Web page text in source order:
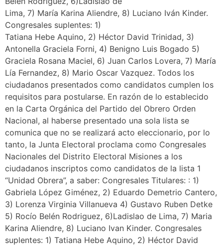
Lima, 7) María Karina Aliendre, 8) Luciano Iván Kinder.
Congresales suplentes: 1)
Tatiana Hebe Aquino, 2) Héctor David Trinidad, 3)
Antonella Graciela Forni, 4) Benigno Luis Bogado 5)
Graciela Rosana Maciel, 6) Juan Carlos Lovera, 7) María
Lía Fernandez, 8) Mario Oscar Vazquez. Todos los
ciudadanos presentados como candidatos cumplen los
requisitos para postularse. En razón de lo establecido
en la Carta Orgánica del Partido del Obrero Orden
Nacional, al haberse presentado una sola lista se
comunica que no se realizará acto eleccionario, por lo
tanto, la Junta Electoral proclama como Congresales
Nacionales del Distrito Electoral Misiones a los
ciudadanos inscriptos como candidatos de la lista 1
“Unidad Obrera”, a saber: Congresales Titulares: : 1)
Gabriela López Giménez, 2) Eduardo Demetrio Cantero,
3) Lorenza Virginia Villanueva 4) Gustavo Ruben Detke
5) Rocío Belén Rodriguez, 6)Ladislao de Lima, 7) Maria
Karina Aliendre, 8) Luciano Ivan Kinder. Congresales
suplentes: 1) Tatiana Hebe Aquino, 2) Héctor David